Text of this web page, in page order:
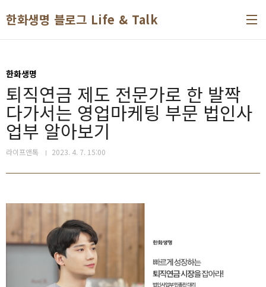
한화생명 블로그 Life & Talk
한화생명
퇴직연금 제도 전문가로 한 발짝
다가서는 영업마케팅 부문 법인사
업부 알아보기
라이프앤톡 2023. 4. 7. 15:00